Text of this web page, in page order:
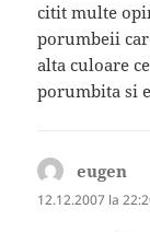
citit multe
porumbeii
alta culoare
porumbita si
eugen
12.12.2007 la